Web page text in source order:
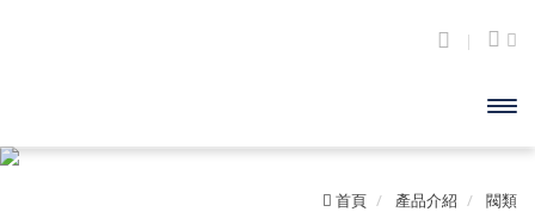
首頁 產品介紹 閥類